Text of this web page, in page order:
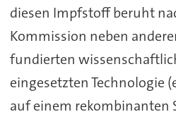
diesen Impfstoff beruht
Kommission neben
fundierten
eingesetzten Technologie
auf einem rekombinanten